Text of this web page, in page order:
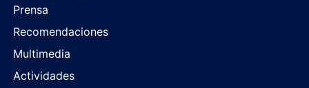
Prensa
Recomendaciones
Multimedia
Actividades